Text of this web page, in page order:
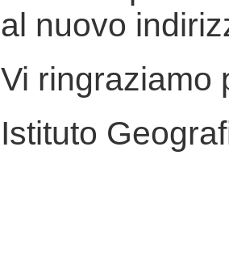
al nuovo
Vi ringraziamo
Istituto